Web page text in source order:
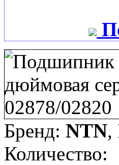
Бренд: NTN,
Количество: